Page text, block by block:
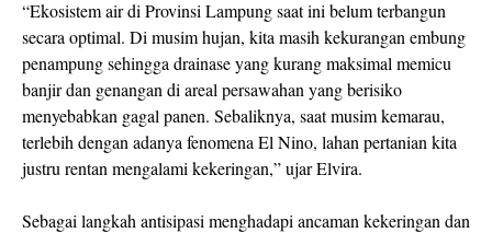
“Ekosistem air di Provinsi Lampung saat ini belum terbangun
secara optimal. Di musim hujan, kita masih kekurangan embung
penampung sehingga drainase yang kurang maksimal memicu
banjir dan genangan di areal persawahan yang berisiko
menyebabkan gagal panen. Sebaliknya, saat musim kemarau,
terlebih dengan adanya fenomena El Nino, lahan pertanian kita
justru rentan mengalami kekeringan,” ujar Elvira.
Sebagai langkah antisipasi menghadapi ancaman kekeringan dan